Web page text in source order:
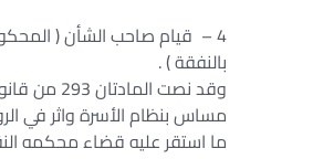
4 – قيام صاحب الشأن (
بالنفقة ) .
مساس بنظام الأسرة واثر في
ما استقر عليه قضاء محكمه